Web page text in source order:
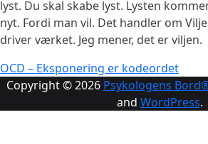
lyst. Du skal skabe lyst. Lysten
nyt. Fordi man vil. Det handler om
driver værket. Jeg mener, det er viljen.
Indlægsnavigation
OCD – Eksponering er kodeordet
Copyright © 2026 Psykologens
and WordPress.